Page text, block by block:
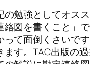
勉強としてオス
絡図を書くこと 」
って面倒くさいで
ます。TAC出版の